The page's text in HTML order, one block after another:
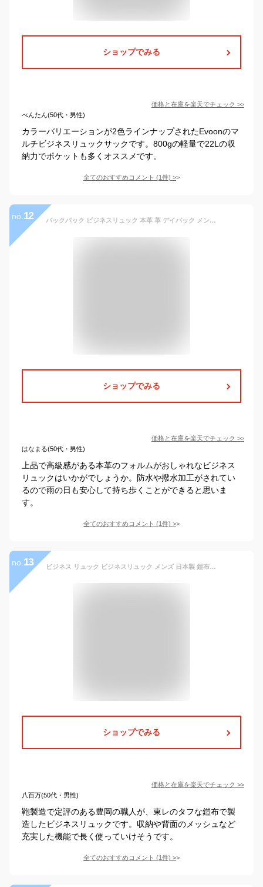
ショップでみる
価格と在庫を楽天でチェック >>
べんたん(50代・男性)
カラーバリエーションが2色ラインナップされたEvoonのマ
ルチビジネスリュックサックです。800gの軽量で22Lの収
納力でポケットも多くオススメです。
全てのおすすめコメント (1件) >
no. 12 バックパック ビジネスリュック 本革 革 デイパック メンズリュック ポータブル 大容量 レザー リュックサック ノートPCバッグ 防水 通勤 通学 旅行 出張 就活 仕事 A4 バック ノートパソコン ビジネスバック カジュアル 鞄
ショップでみる
価格と在庫を楽天でチェック >>
はなまる(50代・男性)
上品で高級感がある本革のフォルムがおしゃれなビジネス
リュックはいかがでしょうか。防水や撥水加工がされてい
るので雨の日も安心して持ち歩くことができると思いま
す。
全てのおすすめコメント (1件) >
no. 13 ビジネス リュック ビジネスリュック メンズ 日本製 鎧布 自立 40代 50代 出張 リュックサック ダブルルーム ノートパソコン 13.3インチ対応 18L A4 11ポケット 通勤 国産素材 豊岡鞄 おしゃれ 贈り物 プレゼント PCリュック 大人
ショップでみる
価格と在庫を楽天でチェック >>
八百万(50代・男性)
鞄製造で定評のある豊岡の職人が、東レのタフな鎧布で製
造したビジネスリュックです。収納や背面のメッシュなど
充実した機能で長く使っていけそうです。
全てのおすすめコメント (1件) >